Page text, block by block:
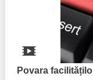
Povara